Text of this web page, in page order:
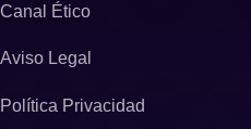
Canal Ético
Aviso Legal
Política Privacidad